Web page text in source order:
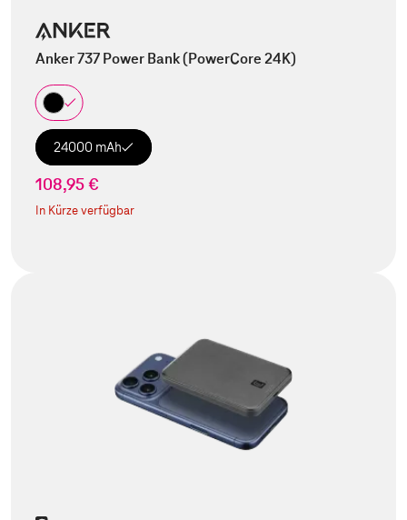
Anker 737 Power Bank (PowerCore 24K)
24000 mAh
108,95 €
In Kürze verfügbar